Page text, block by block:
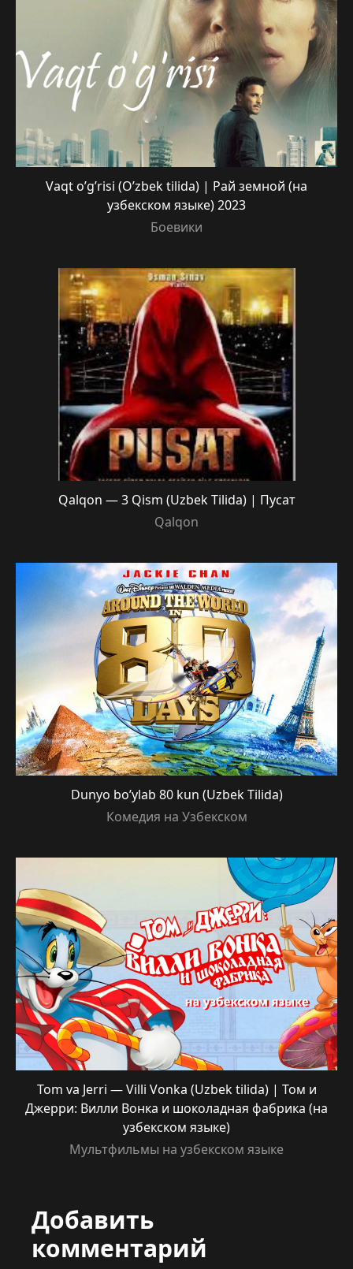
Vaqt o’g’risi (O’zbek tilida) | Рай земной (на
узбекском языке) 2023
Боевики
Qalqon — 3 Qism (Uzbek Tilida) | Пусат
Qalqon
Dunyo bo’ylab 80 kun (Uzbek Tilida)
Комедия на Узбекском
Tom va Jerri — Villi Vonka (Uzbek tilida) | Том и
Джерри: Вилли Вонка и шоколадная фабрика (на
узбекском языке)
Мультфильмы на узбекском языке
Добавить
комментарий